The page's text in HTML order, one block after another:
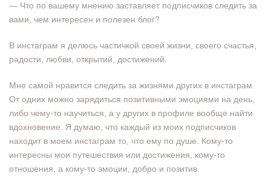
— Что по вашему мнению заставляет подписчиков следить за
вами, чем интересен и полезен блог?
В инстаграм я делюсь частичкой своей жизни, своего счастья,
радости, любви, открытий, достижений.
Мне самой нравится следить за жизнями других в инстаграм.
От одних можно зарядиться позитивными эмоциями на день,
либо чему-то научиться, а у других в профиле вообще найти
вдохновение. Я думаю, что каждый из моих подписчиков
находит в моем инстаграм то, что ему по душе. Кому-то
интересны мои путешествия или достижения, кому-то
отношения, а кому-то эмоции, добро и позитив.